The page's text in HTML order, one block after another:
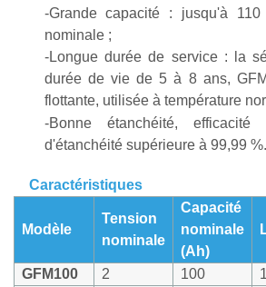
-Grande capacité : jusqu'à
nominale ;
-Longue durée de service : la
durée de vie de 5 à 8 ans,
flottante, utilisée à température
-Bonne étanchéité,
d'étanchéité supérieure à 99,99 %.
Caractéristiques
Modèle
Tension
nominale
Capacité
nominale
(Ah)
GFM100 2 100